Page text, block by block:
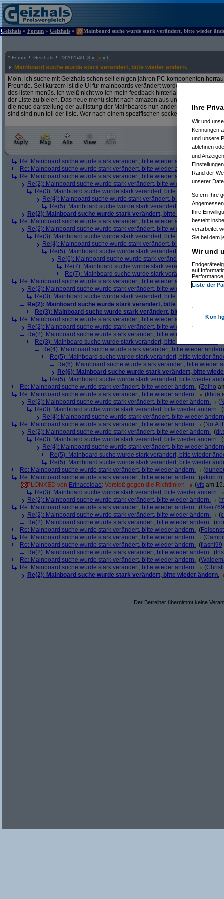
Geizhals » Forum » Geizhals » Mainboard suche wurde stark verändert, bitte wieder
^ Forum Geizhals #8202540 3 x x 6
Mainboard suche wurde stark verändert, bitte wieder ändern.
Moin, ich suche mit Geizhals schon seit einigen jahren PC komponenten
Freunde. Seit kurzem ist die UI für mainboards verändert worden so das nun
des listen menüs. Ich weiß nicht wo ich mein feedback hinterlassen kann
der Liste zu bleien. Das neue menü sieht nach amazon aus und ist für mich
die neue darstellung der auflistung der Mainboards nun anders und unwichtige
sind sind nun teil der liste. Wer nach einem spezifischen sockelt sucht weiß das
Re: Mainboard suche wurde stark verändert, bitte wieder ändern. tlean
Re: Mainboard suche wurde stark verändert, bitte wieder ändern.
Re: Mainboard suche wurde stark verändert, bitte wieder ändern.
(
Re(2): Mainboard suche wurde stark verändert, bitte wieder ändern.
(
Re(3): Mainboard suche wurde stark verändert, bitte wieder ändern.
Re(4): Mainboard suche wurde stark verändert, bitte wieder
Re(5): Mainboard suche wurde stark verändert, bitte wieder
Re(2): Mainboard suche wurde stark verändert, bitte wieder ändern.
Re: Mainboard suche wurde stark verändert, bitte wieder ändern.
(kula
Re(2): Mainboard suche wurde stark verändert, bitte wieder ändern.(
Re(3): Mainboard suche wurde stark verändert, bitte wieder ändern.(
Re(4): Mainboard suche wurde stark verändert, bitte wieder ändern.
Re(5): Mainboard suche wurde stark verändert, bitte wieder
Re(6): Mainboard suche wurde stark verändert, bitte wieder
Re(7): Mainboard suche wurde stark verändert, bitte
Re(7): Mainboard suche wurde stark verändert, bitte
Re: Mainboard suche wurde stark verändert, bitte wieder ändern.(Roman
Re(2): Mainboard suche wurde stark verändert, bitte wieder ändern.(
Re(3): Mainboard suche wurde stark verändert, bitte wieder ändern.
Re(2): Mainboard suche wurde stark verändert, bitte wieder ändern.
Re(3): Mainboard suche wurde stark verändert, bitte wieder ändern.
Re: Mainboard suche wurde stark verändert, bitte wieder ändern.
(
Re(2): Mainboard suche wurde stark verändert, bitte wieder ändern.
(
Re(2): Mainboard suche wurde stark verändert, bitte wieder ändern.
Re(3): Mainboard suche wurde stark verändert, bitte wieder ändern.
Re(4): Mainboard suche wurde stark verändert, bitte wieder
Re(5): Mainboard suche wurde stark verändert, bitte wieder
Re(6): Mainboard suche wurde stark verändert, bitte wieder
Re(6): Mainboard suche wurde stark verändert, bitte
Re(5): Mainboard suche wurde stark verändert, bitte wieder
Re: Mainboard suche wurde stark verändert, bitte wieder ändern. (Zotho
Re: Mainboard suche wurde stark verändert, bitte wieder ändern.
(khoa
Re(2): Mainboard suche wurde stark verändert, bitte wieder ändern.
(
Re(3): Mainboard suche wurde stark verändert, bitte wieder ändern. (
Re(4): Mainboard suche wurde stark verändert, bitte wieder
Re: Mainboard suche wurde stark verändert, bitte wieder ändern.
(
Re(2): Mainboard suche wurde stark verändert, bitte wieder ändern. (
Re(3): Mainboard suche wurde stark verändert, bitte wieder ändern. (
Re(4): Mainboard suche wurde stark verändert, bitte wieder
Re(5): Mainboard suche wurde stark verändert, bitte wieder
Re(5): Mainboard suche wurde stark verändert, bitte wieder
Re: Mainboard suche wurde stark verändert, bitte wieder ändern.
(
Re: Mainboard suche wurde stark verändert, bitte wieder ändern. (jakob m.
PLONKED von Erinaceidae: Verstoß gegen die Richtlinien (vfs am
Re(3): Mainboard suche wurde stark verändert, bitte wieder ändern.
Re(2): Mainboard suche wurde stark verändert, bitte wieder ändern.
(
Re: Mainboard suche wurde stark verändert, bitte wieder ändern. (
Re(2): Mainboard suche wurde stark verändert, bitte wieder ändern.
(
Re(2): Mainboard suche wurde stark verändert, bitte wieder ändern. (
Re: Mainboard suche wurde stark verändert, bitte wieder ändern. (
Re: Mainboard suche wurde stark verändert, bitte wieder ändern.
(
Re: Mainboard suche wurde stark verändert, bitte wieder ändern. (flashi99
Re(2): Mainboard suche wurde stark verändert, bitte wieder ändern. (
Re: Mainboard suche wurde stark verändert, bitte wieder ändern. (
Re: Mainboard suche wurde stark verändert, bitte wieder ändern.
(
Re(2): Mainboard suche wurde stark verändert, bitte wieder ändern.
Der Betreiber übernimmt keine
Ihre
Wir und
Kennungen
und unsere
ablehnen
und
Rand der
unserer
Sofern Ihre
Ihre
besteht
verarbeitet
Sie bei dem
Wir und
auf
Liste der